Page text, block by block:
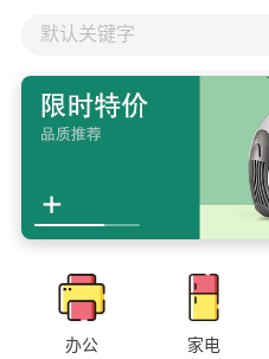
默认关键字
办公 家电